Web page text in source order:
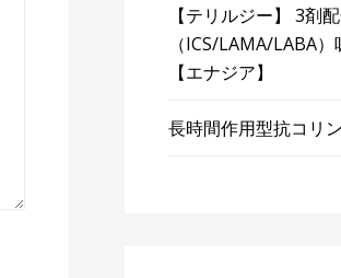
【テリルジー】 3剤
（ICS/LAMA/LABA
【エナジア】
長時間作用型抗コリ